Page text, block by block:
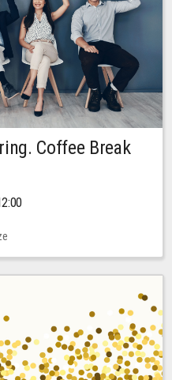
Coffee Break